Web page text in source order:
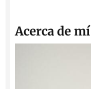
Acerca de mí